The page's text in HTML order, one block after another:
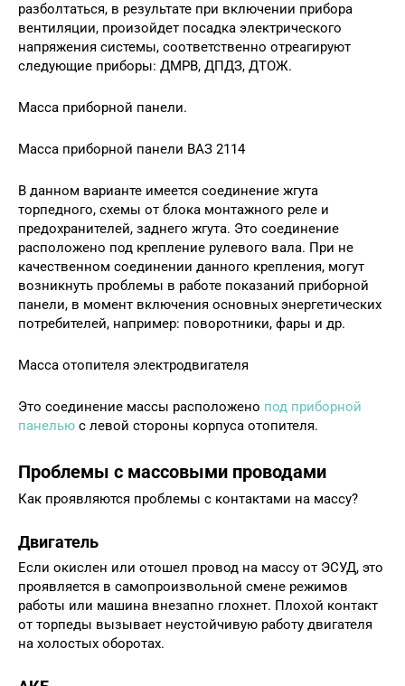
разболтаться, в результате при включении прибора
вентиляции, произойдет посадка электрического
напряжения системы, соответственно отреагируют
следующие приборы: ДМРВ, ДПДЗ, ДТОЖ.
Масса приборной панели.
Масса приборной панели ВАЗ 2114
В данном варианте имеется соединение жгута
торпедного, схемы от блока монтажного реле и
предохранителей, заднего жгута. Это соединение
расположено под крепление рулевого вала. При не
качественном соединении данного крепления, могут
возникнуть проблемы в работе показаний приборной
панели, в момент включения основных энергетических
потребителей, например: поворотники, фары и др.
Масса отопителя электродвигателя
Это соединение массы расположено под приборной
панелью с левой стороны корпуса отопителя.
Проблемы с массовыми проводами
Как проявляются проблемы с контактами на массу?
Двигатель
Если окислен или отошел провод на массу от ЭСУД, это
проявляется в самопроизвольной смене режимов
работы или машина внезапно глохнет. Плохой контакт
от торпеды вызывает неустойчивую работу двигателя
на холостых оборотах.